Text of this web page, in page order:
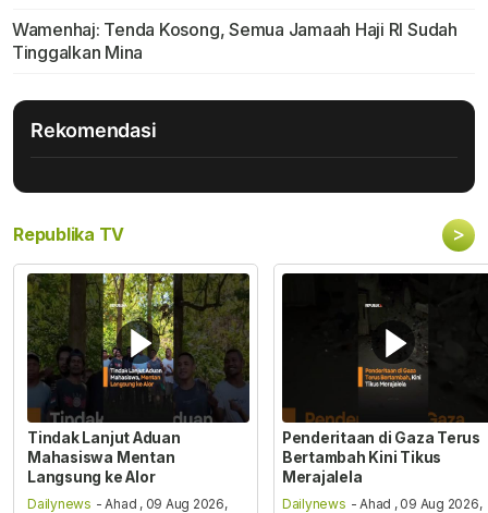
Wamenhaj: Tenda Kosong, Semua Jamaah Haji RI Sudah
Tinggalkan Mina
Rekomendasi
Republika TV >
Tindak Lanjut Aduan
Mahasiswa Mentan
Langsung ke Alor
Dailynews - Ahad , 09 Aug 2026,
Penderitaan di Gaza Terus
Bertambah Kini Tikus
Merajalela
Dailynews - Ahad , 09 Aug 2026,